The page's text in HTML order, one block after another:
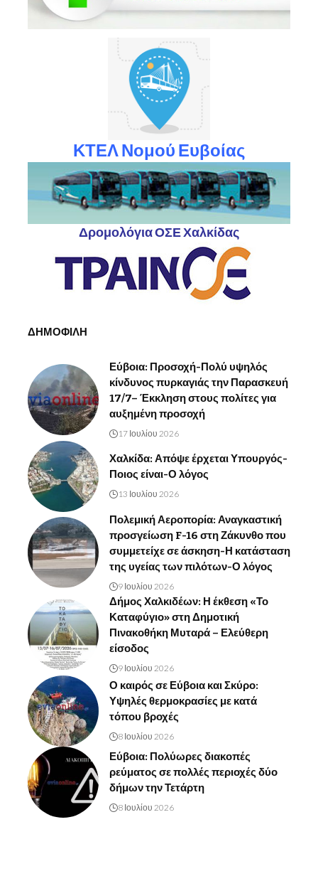
ΚΤΕΛ Νομού Ευβοίας
Δρομολόγια ΟΣΕ Χαλκίδας
ΔΗΜΟΦΙΛΗ
Εύβοια: Προσοχή-Πολύ υψηλός
κίνδυνος πυρκαγιάς την Παρασκευή
17/7– Έκκληση στους πολίτες για
αυξημένη προσοχή
17 Ιουλίου 2026
Χαλκίδα: Απόψε έρχεται Υπουργός-
Ποιος είναι-Ο λόγος
13 Ιουλίου 2026
Πολεμική Αεροπορία: Αναγκαστική
προσγείωση F-16 στη Ζάκυνθο που
συμμετείχε σε άσκηση-Η κατάσταση
της υγείας των πιλότων-Ο λόγος
9 Ιουλίου 2026
Δήμος Χαλκιδέων: Η έκθεση «Το
Καταφύγιο» στη Δημοτική
Πινακοθήκη Μυταρά – Ελεύθερη
είσοδος
9 Ιουλίου 2026
Ο καιρός σε Εύβοια και Σκύρο:
Υψηλές θερμοκρασίες με κατά
τόπου βροχές
8 Ιουλίου 2026
Εύβοια: Πολύωρες διακοπές
ρεύματος σε πολλές περιοχές δύο
δήμων την Τετάρτη
8 Ιουλίου 2026